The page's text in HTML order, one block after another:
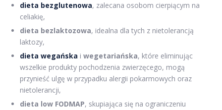
dieta bezglutenowa, zalecana osobom cierpiącym na
celiakię,
dieta bezlaktozowa, idealna dla tych z nietolerancją
laktozy,
dieta wegańska i wegetariańska, które eliminując
wszelkie produkty pochodzenia zwierzęcego, mogą
przynieść ulgę w przypadku alergii pokarmowych oraz
nietolerancji,
dieta low FODMAP, skupiająca się na ograniczeniu